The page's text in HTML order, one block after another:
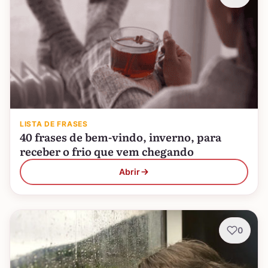
LISTA DE FRASES
40 frases de bem-vindo, inverno, para
receber o frio que vem chegando
Abrir
0